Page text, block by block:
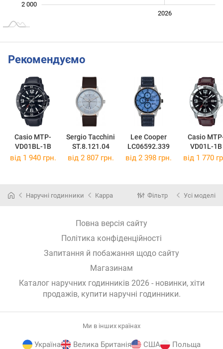
2 000
2026
Рекомендуємо
Casio MTP-
VD01BL-1B
Sergio Tacchini
ST.8.121.04
Lee Cooper
LC06592.339
Casio
VD01L-1B
від 1 940 грн. від 2 807 грн. від 2 398 грн. від 1 770
Наручні годинники Kappa Фільтр Усі моделі
Повна версія сайту
Політика конфіденційності
Запитання й побажання щодо сайту
Магазинам
Каталог наручних годинників 2026 - новинки, хіти
продажів, купити наручні годинники.
Ми в інших країнах
Україна Велика Британія США Польща